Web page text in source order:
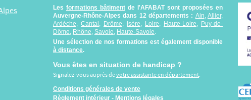
Les formations bâtimentde l'AFABAT sont proposées en
Auvergne-Rhône-Alpes dans 12 départements : Ain, Allier,
Ardèche, Cantal, Drôme, Isère, Loire, Haute-Loire, Puy-de-
Dôme, Rhône, Savoie, Haute-Savoie.
Une sélection de nos formations est également disponible
à distance.
Vous êtes en situation de handicap ?
Signalez-vous auprès devotre assistante en département.
Conditions générales de vente
Règlement intérieur- Mentions légales